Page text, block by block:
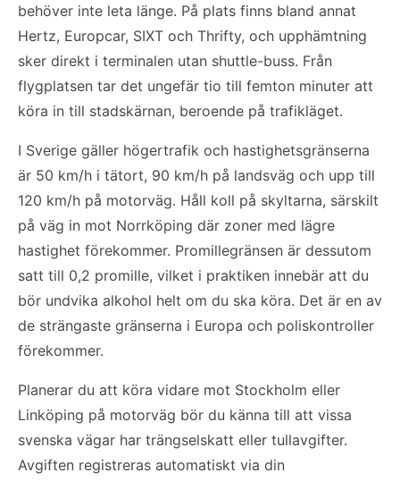
behöver inte leta länge. På plats finns bland annat
Hertz, Europcar, SIXT och Thrifty, och upphämtning
sker direkt i terminalen utan shuttle-buss. Från
flygplatsen tar det ungefär tio till femton minuter att
köra in till stadskärnan, beroende på trafikläget.
I Sverige gäller högertrafik och hastighetsgränserna
är 50 km/h i tätort, 90 km/h på landsväg och upp till
120 km/h på motorväg. Håll koll på skyltarna, särskilt
på väg in mot Norrköping där zoner med lägre
hastighet förekommer. Promillegränsen är dessutom
satt till 0,2 promille, vilket i praktiken innebär att du
bör undvika alkohol helt om du ska köra. Det är en av
de strängaste gränserna i Europa och poliskontroller
förekommer.
Planerar du att köra vidare mot Stockholm eller
Linköping på motorväg bör du känna till att vissa
svenska vägar har trängselskatt eller tullavgifter.
Avgiften registreras automatiskt via din